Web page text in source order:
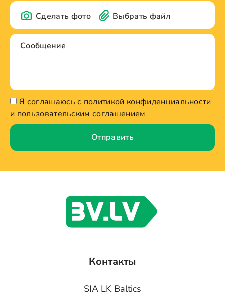
Сделать фото Выбрать файл
Я соглашаюсь с политикой конфиденциальности
и пользовательским соглашением
Отправить
Контакты
SIA LK Baltics